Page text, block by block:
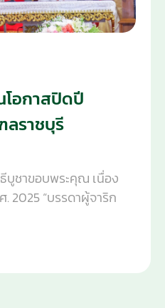
อกาสปิดปี
ราชบุรี
ชาขอบพระคุณ เนื่อง
2025 “บรรดาผู้จาริก